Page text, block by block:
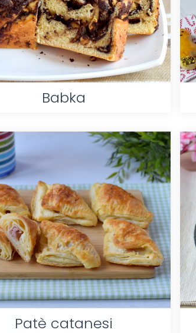
Babka
Patè catanesi